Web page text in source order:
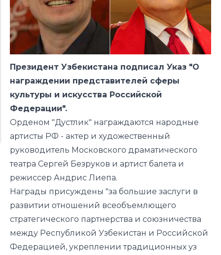
Президент Узбекистана подписал Указ "О
награждении представителей сферы
культуры и искусства Российской
Федерации".
Орденом "Дустлик" награждаются народные
артисты РФ - актер и художественный
руководитель Московского драматического
театра Сергей Безруков и артист балета и
режиссер Андрис Лиепа.
Награды присуждены "за большие заслуги в
развитии отношений всеобъемлющего
стратегического партнерства и союзничества
между Республикой Узбекистан и Российской
Федерацией, укреплении традиционных уз